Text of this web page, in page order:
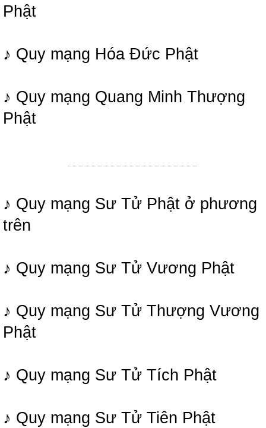
Phật
♪ Quy mạng Hóa Đức Phật
♪ Quy mạng Quang Minh Thượng
Phật
♪ Quy mạng Sư Tử Phật ở phương
trên
♪ Quy mạng Sư Tử Vương Phật
♪ Quy mạng Sư Tử Thượng Vương
Phật
♪ Quy mạng Sư Tử Tích Phật
♪ Quy mạng Sư Tử Tiên Phật